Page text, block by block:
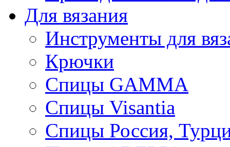
Для вязания
Инструменты для
Крючки
Спицы GAMMA
Спицы Visantia
Спицы Россия,